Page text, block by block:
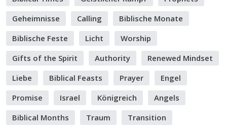
Geheimnisse
Calling
Biblische Monate
Biblische Feste
Licht
Worship
Gifts of the Spirit
Authority
Renewed Mindset
Liebe
Biblical Feasts Prayer
Engel
Promise
Israel Königreich
Angels
Biblical Months
Traum
Transition